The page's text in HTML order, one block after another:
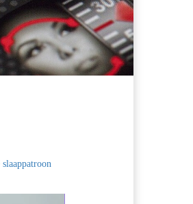
slaappatroon